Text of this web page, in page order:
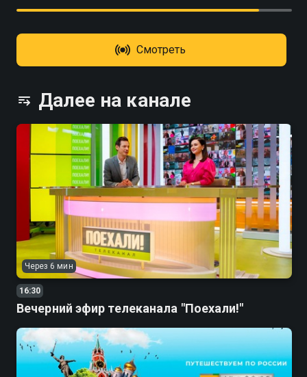
Смотреть
Далее на канале
Через 6 мин
16:30
Вечерний эфир телеканала "Поехали!"